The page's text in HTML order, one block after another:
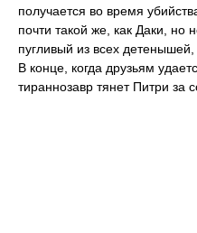
получается во время
почти такой же, как Даки,
пугливый из всех
В конце, когда друзьям
тираннозавр тянет Питри за